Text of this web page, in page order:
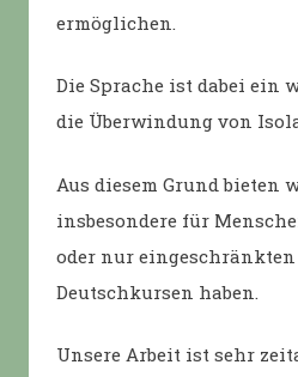
ermöglichen.
Die Sprache ist dabei ein
die Überwindung von
Aus diesem Grund bieten
insbesondere für
oder nur eingeschränkten
Deutschkursen haben.
Unsere Arbeit ist sehr